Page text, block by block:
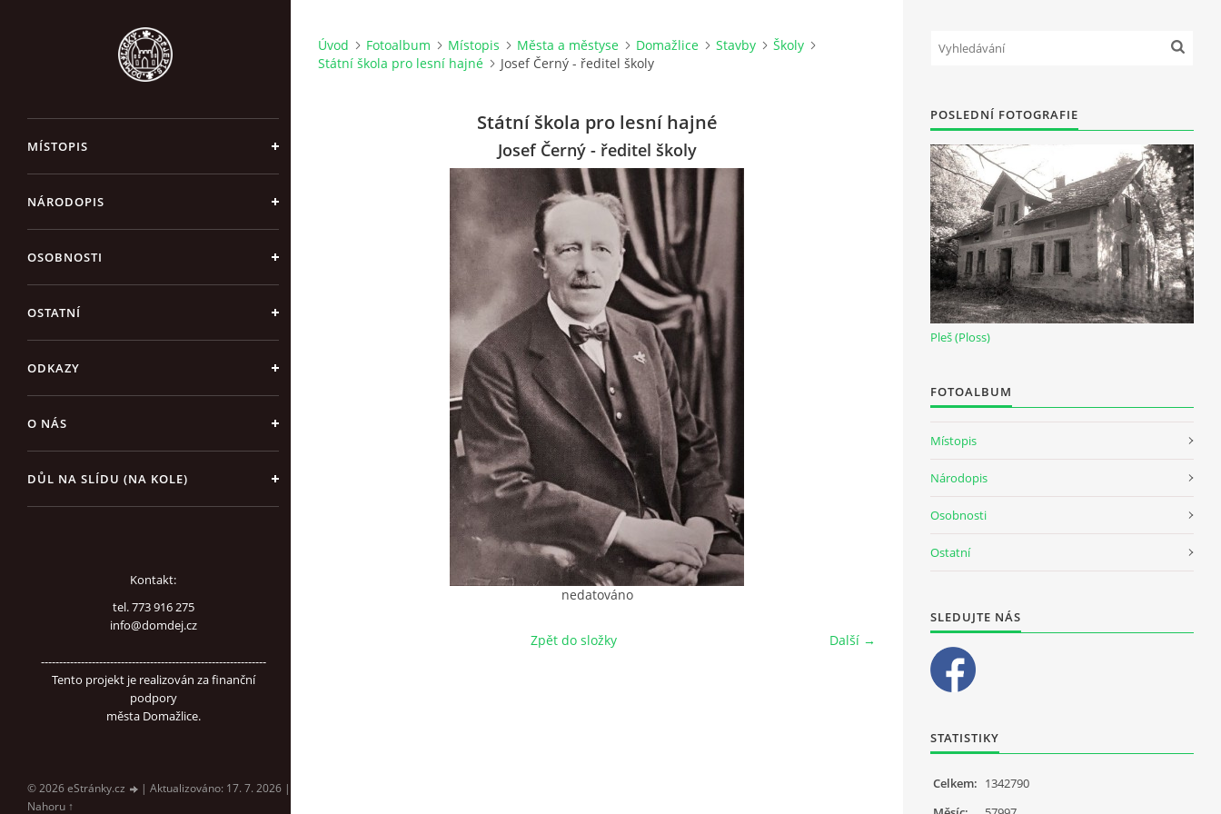
MÍSTOPIS
NÁRODOPIS
OSOBNOSTI
OSTATNÍ
ODKAZY
O NÁS
DŮL NA SLÍDU (NA KOLE)
Kontakt:
tel. 773 916 275
info@domdej.cz
--------------------------------------------------------------
Tento projekt je realizován za finanční
podpory
města Domažlice.
© 2026 eStránky.cz | Aktualizováno: 17. 7. 2026 |
Nahoru ↑
Úvod Fotoalbum Místopis Města a městyse Domažlice Stavby
Školy
Státní škola pro lesní hajné
Josef Černý - ředitel školy
Státní škola pro lesní hajné
Josef Černý - ředitel školy
nedatováno
Další →
Zpět do složky
POSLEDNÍ FOTOGRAFIE
Pleš (Ploss)
FOTOALBUM
Místopis
Národopis
Osobnosti
Ostatní
SLEDUJTE NÁS
STATISTIKY
Celkem: 1342790